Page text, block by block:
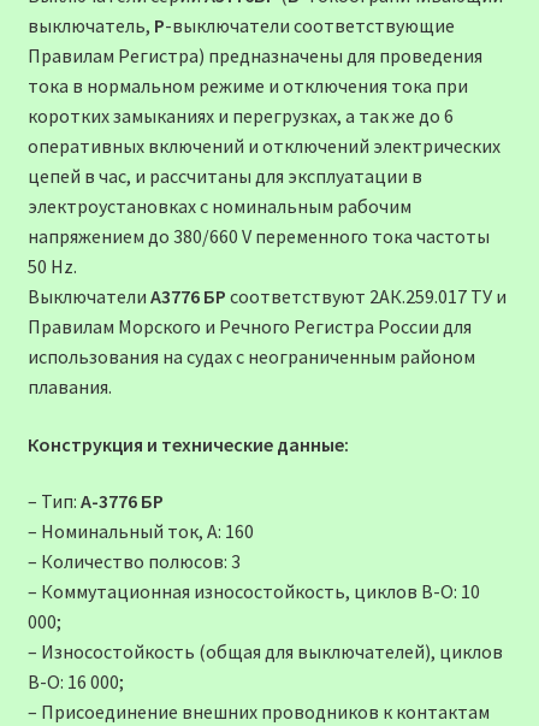
выключатель, Р-выключатели соответствующие
Правилам Регистра) предназначены для проведения
тока в нормальном режиме и отключения тока при
коротких замыканиях и перегрузках, а так же до 6
оперативных включений и отключений электрических
цепей в час, и рассчитаны для эксплуатации в
электроустановках с номинальным рабочим
напряжением до 380/660 V переменного тока частоты
50 Hz.
Выключатели А3776 БР соответствуют 2АК.259.017 ТУ и
Правилам Морского и Речного Регистра России для
использования на судах с неограниченным районом
плавания.
Конструкция и технические данные:
– Тип: А-3776 БР
– Номинальный ток, А: 160
– Количество полюсов: 3
– Коммутационная износостойкость, циклов В-О: 10
000;
– Износостойкость (общая для выключателей), циклов
В-О: 16 000;
– Присоединение внешних проводников к контактам